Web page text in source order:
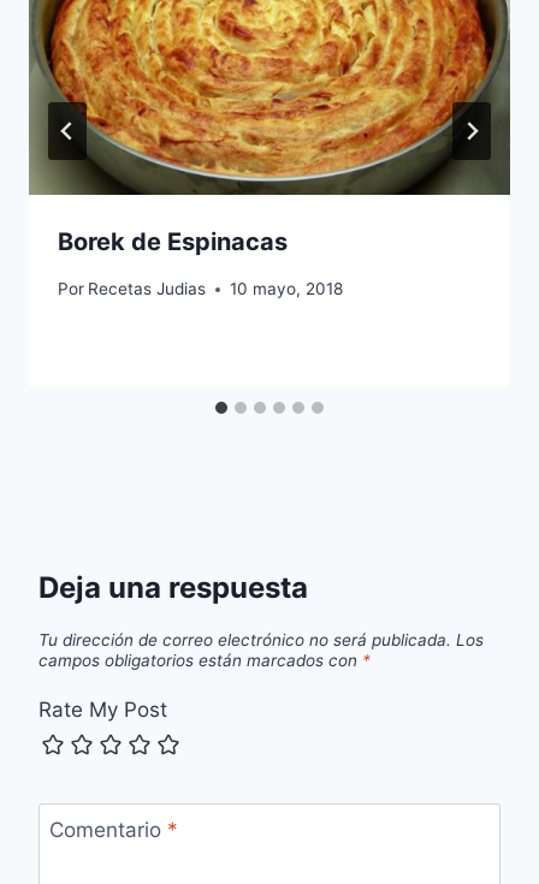
Borek de Espinacas
Por Recetas Judias 10 mayo, 2018
Deja una respuesta
Tu dirección de correo electrónico no será publicada. Los
campos obligatorios están marcados con *
Rate My Post
Comentario *